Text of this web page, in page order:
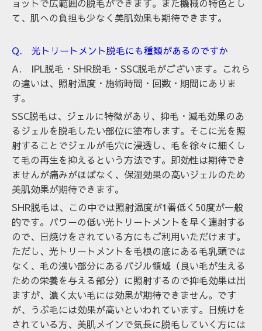
ョットで広範囲の脱毛ができます。また機械の特色とし
て、肌への負担も少なく美肌効果も期待できます。
Q. 光トリートメント脱毛にも種類があるのですか
A. IPL脱毛・SHR脱毛・SSC脱毛がございます。これら
の違いは、照射温度・施術時間・回数・期間にありま
す。
SSC脱毛は、ジェルに特徴があり、抑毛・減毛効果のあ
るジェルを脱毛したい部位に塗布します。そこに光を照
射することでジェルが毛穴に浸透し、毛を徐々に細くし
て毛の再生を抑えるという方法です。即効性は期待でき
ませんが痛みがほぼなく、保湿効果の高いジェルのため
美肌効果が期待できます。
SHR脱毛は、この中では照射温度が1番低く50度が一般
的です。パワーの低い光トリートメントを早く連射する
ので、日焼けをされている方にもご利用いただけます。
ただし、光トリートメントを毛根の底にある毛乳頭では
なく、毛の浅い部分にあるバジル領域（良い毛が生える
ための栄養を与える部分）に照射するので抑毛効果は出
ますが、濃く太い毛には効果が期待できません。です
が、うぶ毛には効果が高いといわれています。日焼けを
されている方、美肌メインで気長に脱毛していく方には